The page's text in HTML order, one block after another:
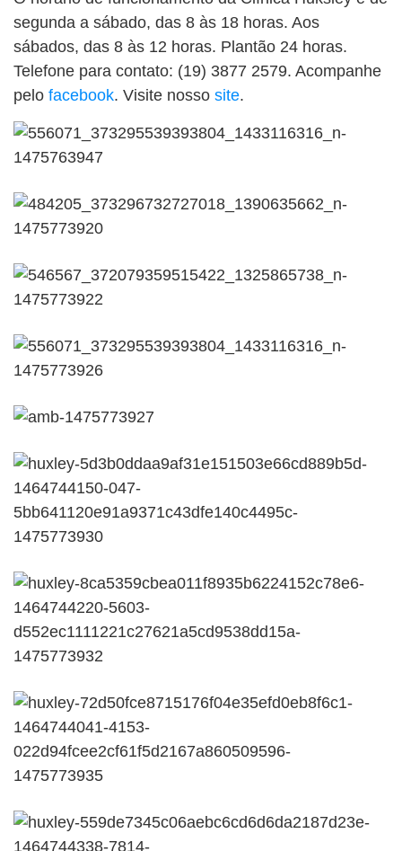
segunda a sábado, das 8 às 18 horas. Aos
sábados, das 8 às 12 horas. Plantão 24 horas.
Telefone para contato: (19) 3877 2579. Acompanhe
pelo facebook. Visite nosso site.